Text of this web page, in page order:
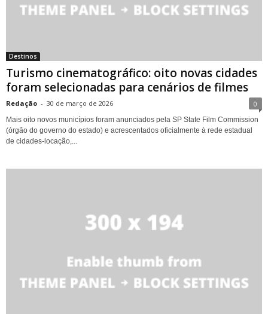
Destinos
Turismo cinematográfico: oito novas cidades
foram selecionadas para cenários de filmes
Redação - 30 de março de 2026 0
Mais oito novos municípios foram anunciados pela SP State Film Commission
(órgão do governo do estado) e acrescentados oficialmente à rede estadual
de cidades-locação,...